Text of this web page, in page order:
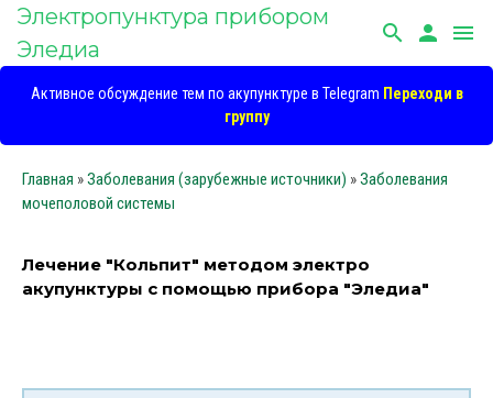
Электропунктура прибором
Эледиа
search person menu
Активное обсуждение тем по акупунктуре в Telegram Переходи в
группу
Главная »Заболевания (зарубежные источники) »Заболевания
мочеполовой системы
Лечение "Кольпит" методом электро
акупунктуры с помощью прибора "Эледиа"